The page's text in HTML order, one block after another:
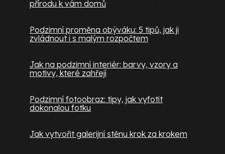
přírodu k vám domů
Podzimní proměna obýváku: 5 tipů, jak ji
zvládnout i s malým rozpočtem
Jak na podzimní interiér: barvy, vzory a
motivy, které zahřejí
Podzimní fotoobraz: tipy, jak vyfotit
dokonalou fotku
Jak vytvořit galerijní stěnu krok za krokem